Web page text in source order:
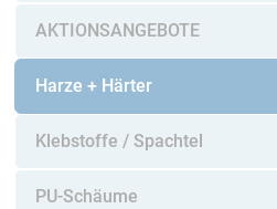
AKTIONSANGEBOTE
Harze + Härter
Klebstoffe / Spachtel
PU-Schäume